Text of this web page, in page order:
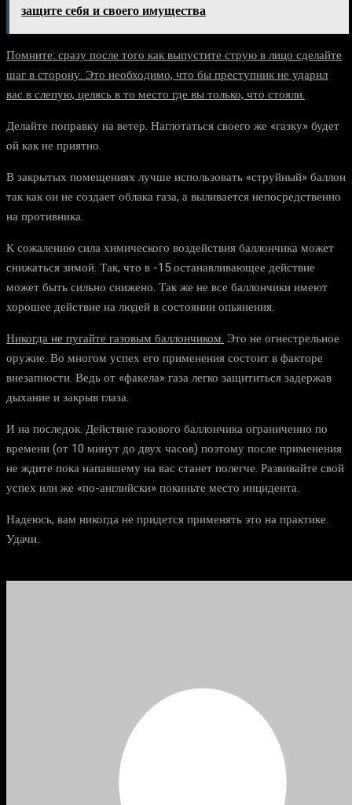
защите себя и своего имущества
Помните: сразу после того как выпустите струю в лицо сделайте
шаг в сторону. Это необходимо, что бы преступник не ударил
вас в слепую, целясь в то место где вы только, что стояли.
Делайте поправку на ветер. Наглотаться своего же «газку» будет
ой как не приятно.
В закрытых помещениях лучше использовать «струйный» баллон
так как он не создает облака газа, а выливается непосредственно
на противника.
К сожалению сила химического воздействия баллончика может
снижаться зимой. Так, что в -15 останавливающее действие
может быть сильно снижено. Так же не все баллончики имеют
хорошее действие на людей в состоянии опьянения.
Никогда не пугайте газовым баллончиком. Это не огнестрельное
оружие. Во многом успех его применения состоит в факторе
внезапности. Ведь от «факела» газа легко защититься задержав
дыхание и закрыв глаза.
И на последок. Действие газового баллончика ограниченно по
времени (от 10 минут до двух часов) поэтому после применения
не ждите пока напавшему на вас станет полегче. Развивайте свой
успех или же «по-английски» покиньте место инцидента.
Надеюсь, вам никогда не придется применять это на практике.
Удачи.